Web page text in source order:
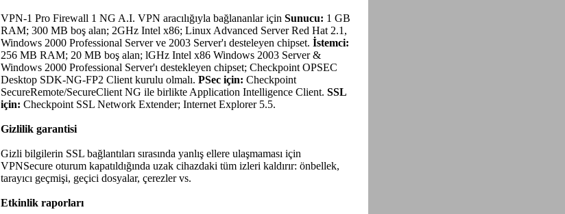
VPN-1 Pro Firewall 1 NG A.I. VPN aracılığıyla bağlananlar için Sunucu: 1 GB
RAM; 300 MB boş alan; 2GHz Intel x86; Linux Advanced Server Red Hat 2.1,
Windows 2000 Professional Server ve 2003 Server'ı desteleyen chipset. İstemci:
256 MB RAM; 20 MB boş alan; lGHz Intel x86 Windows 2003 Server &
Windows 2000 Professional Server'ı destekleyen chipset; Checkpoint OPSEC
Desktop SDK-NG-FP2 Client kurulu olmalı. PSec için: Checkpoint
SecureRemote/SecureClient NG ile birlikte Application Intelligence Client. SSL
için: Checkpoint SSL Network Extender; Internet Explorer 5.5.
Gizlilik garantisi
Gizli bilgilerin SSL bağlantıları sırasında yanlış ellere ulaşmaması için
VPNSecure oturum kapatıldığında uzak cihazdaki tüm izleri kaldırır: önbellek,
tarayıcı geçmişi, geçici dosyalar, çerezler vs.
Etkinlik raporları